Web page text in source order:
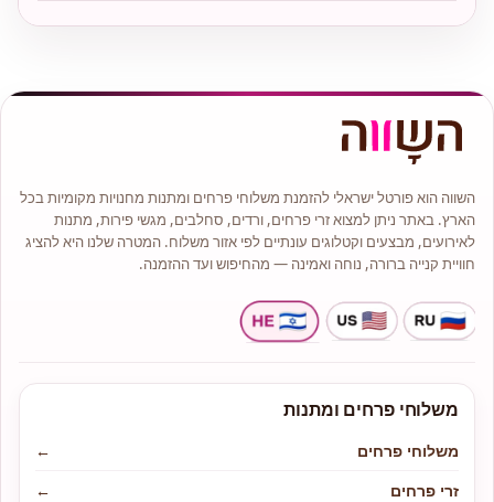
השווה הוא פורטל ישראלי להזמנת משלוחי פרחים ומתנות מחנויות מקומיות בכל
הארץ. באתר ניתן למצוא זרי פרחים, ורדים, סחלבים, מגשי פירות, מתנות
לאירועים, מבצעים וקטלוגים עונתיים לפי אזור משלוח. המטרה שלנו היא להציג
חוויית קנייה ברורה, נוחה ואמינה — מהחיפוש ועד ההזמנה.
משלוחי פרחים ומתנות
משלוחי פרחים
←
זרי פרחים
←